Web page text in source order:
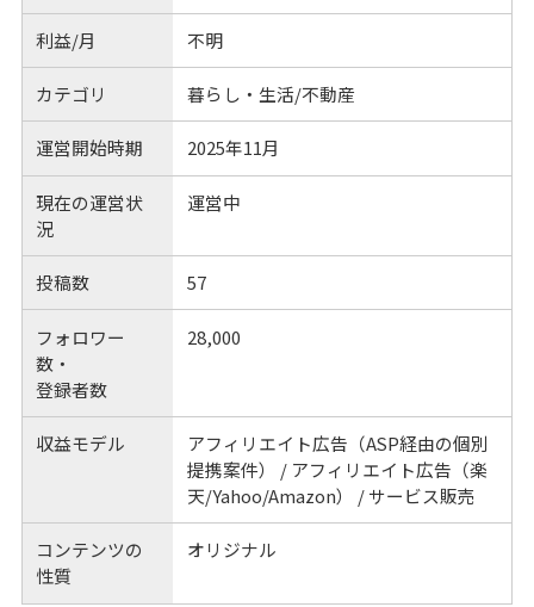
利益/月 不明
カテゴリ 暮らし・生活/不動産
運営開始時期 2025年11月
現在の運営状
況
運営中
投稿数 57
フォロワー
数・
登録者数
28,000
収益モデル
アフィリエイト広告（ASP経由の個別
提携案件） / アフィリエイト広告（楽
天/Yahoo/Amazon） / サービス販売
コンテンツの
性質
オリジナル